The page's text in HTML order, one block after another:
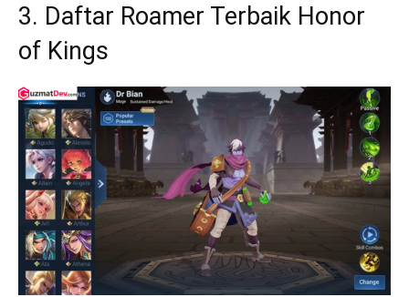
3. Daftar Roamer Terbaik Honor
of Kings